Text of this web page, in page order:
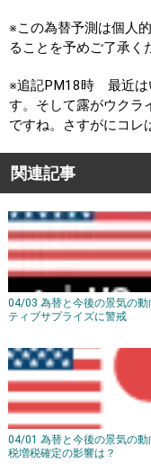
※この為替予測は個人
ることを予めご了承く
※追記PM18時 最近は
す。そして露がウクラ
ですね。さすがにコレ
関連記事
04/03 為替と今後の景気の
ティブサプライズに警戒
04/01 為替と今後の景気の
税増税確定の影響は？